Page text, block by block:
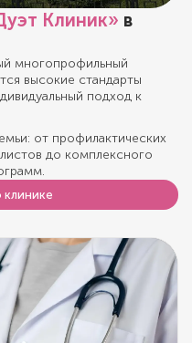
Клиник» в
многопрофильный
высокие стандарты
подход к
от профилактических
до комплексного